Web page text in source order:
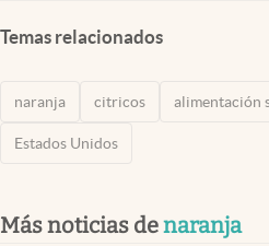
Temas relacionados
naranja citricos alimentación
Estados Unidos
Más noticias denaranja